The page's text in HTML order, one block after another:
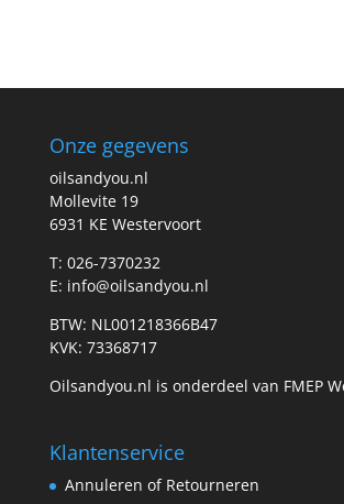
Onze gegevens
oilsandyou.nl
Mollevite 19
6931 KE Westervoort
T: 026-7370232
E: info@oilsandyou.nl
BTW: NL001218366B47
KVK: 73368717
Oilsandyou.nl is onderdeel van FMEP
Klantenservice
Annuleren of Retourneren